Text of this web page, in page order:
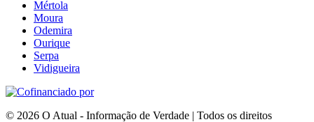
Mértola
Moura
Odemira
Ourique
Serpa
Vidigueira
© 2026 O Atual - Informação de Verdade | Todos os direitos